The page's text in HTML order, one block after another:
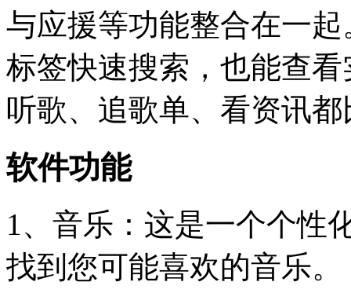
与应援等功能整合在一
标签快速搜索，也能查
听歌、追歌单、看资讯
软件功能
1、音乐：这是一个个性
找到您可能喜欢的音乐。